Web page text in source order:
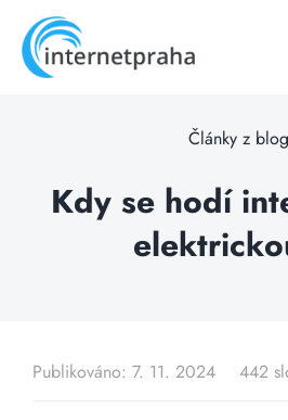
content
Balíčky
Články z
Kdy se hodí
Publikováno: 7. 11. 2024 442